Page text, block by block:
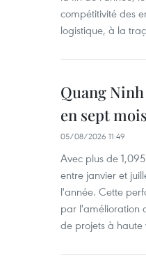
compétitivité des
logistique, à la
Quang
en sept mois
05/08/2026 11:49
Avec plus de
entre janvier et
l'année. Cette
par l'amélioration
de projets à haute